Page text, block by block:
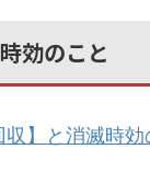
効のこと
収】と消滅時効